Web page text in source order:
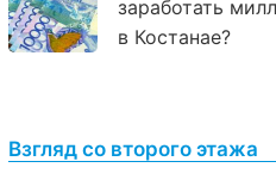
заработать
в Костанае?
Взгляд со второго этажа